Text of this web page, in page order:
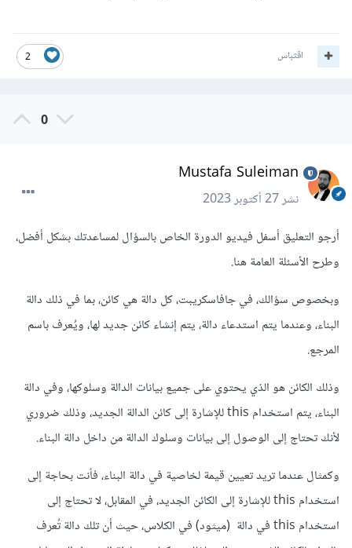
2 اقتباس
0
Mustafa Suleiman
نشر27 أكتوبر 2023
أرجو التعليق أسفل فيديو الدورة الخاص بالسؤال لمساعدتك بشكل أفضل،
وطرح الأسئلة العامة هنا.
وبخصوص سؤالك، في جافاسكريبت، كل دالة هي كائن، بما في ذلك دالة
البناء، وعندما يتم استدعاء دالة، يتم إنشاء كائن جديد لها، ويُعرف باسم
المرجع.
وذلك الكائن هو الذي يحتوي على جميع بيانات الدالة وسلوكها، وفي دالة
البناء، يتم استخدام this للإشارة إلى كائن الدالة الجديد، وذلك ضروري
لأنك تحتاج إلى الوصول إلى بيانات وسلوك الدالة من داخل دالة البناء.
وكمثال عندما تريد تعيين قيمة لخاصية في دالة البناء، فأنت بحاجة إلى
استخدام this للإشارة إلى الكائن الجديد، في المقابل، لا تحتاج إلى
استخدام this في دالة (ميثود) في الكلاس، حيث أن تلك دالة تُعرف